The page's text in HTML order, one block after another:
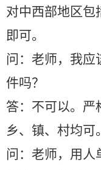
对中西部地区包
即可。
问：老师，我应
件吗？
答：不可以。严
乡、镇、村均可。
问：老师，用人